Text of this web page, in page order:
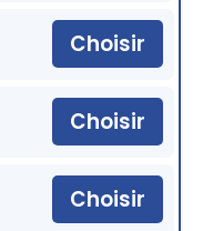
Choisir
Choisir
Choisir